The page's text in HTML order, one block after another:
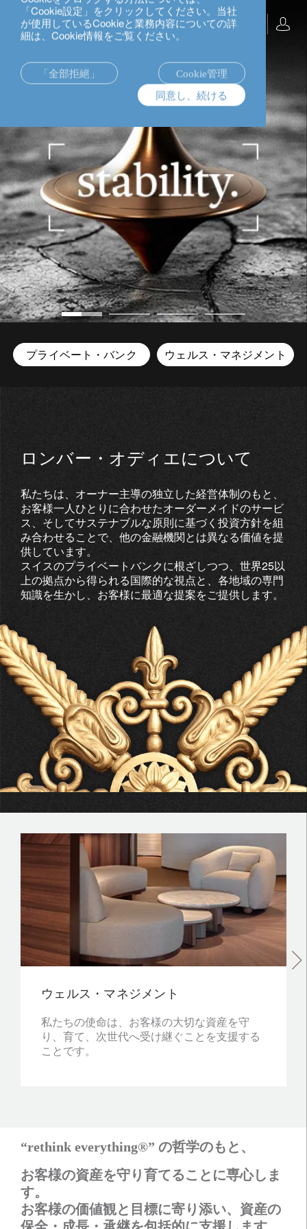
「Cookie設定」をクリックしてください。当社
が使用しているCookieと業務内容についての詳
細は、Cookie情報をご覧ください。
「全部拒絕」
Cookie管理
同意し、続ける
日本語
プライベート・バンク ウェルス・マネジメント
ロンバー・オディエについて
私たちは、オーナー主導の独立した経営体制のもと、
お客様一人ひとりに合わせたオーダーメイドのサービ
ス、そしてサステナブルな原則に基づく投資方針を組
み合わせることで、他の金融機関とは異なる価値を提
供しています。
スイスのプライベートバンクに根ざしつつ、世界25以
上の拠点から得られる国際的な視点と、各地域の専門
知識を生かし、お客様に最適な提案をご提供します。
ウェルス・マネジメント
私たちの使命は、お客様の大切な資産を守
り、育て、次世代へ受け継ぐことを支援する
ことです。
“rethink everything®” の哲学のもと、
お客様の資産を守り育てることに専心しま
す。
お客様の価値観と目標に寄り添い、資産の